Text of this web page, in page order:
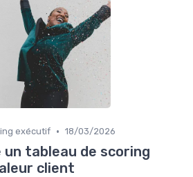
exécutif • 18/03/2026
tableau de scoring
client